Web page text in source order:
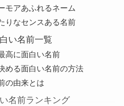
モアあふれるネーム
りなセンスある名前
い名前一覧
高に面白い名前
める面白い名前の方法
の由来とは
名前ランキング